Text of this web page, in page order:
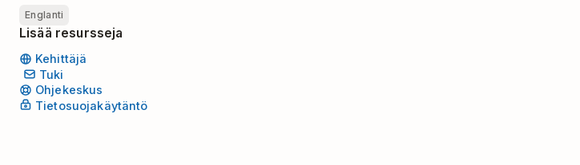
Englanti
Lisää resursseja
Kehittäjä
Tuki
Ohjekeskus
Tietosuojakäytäntö